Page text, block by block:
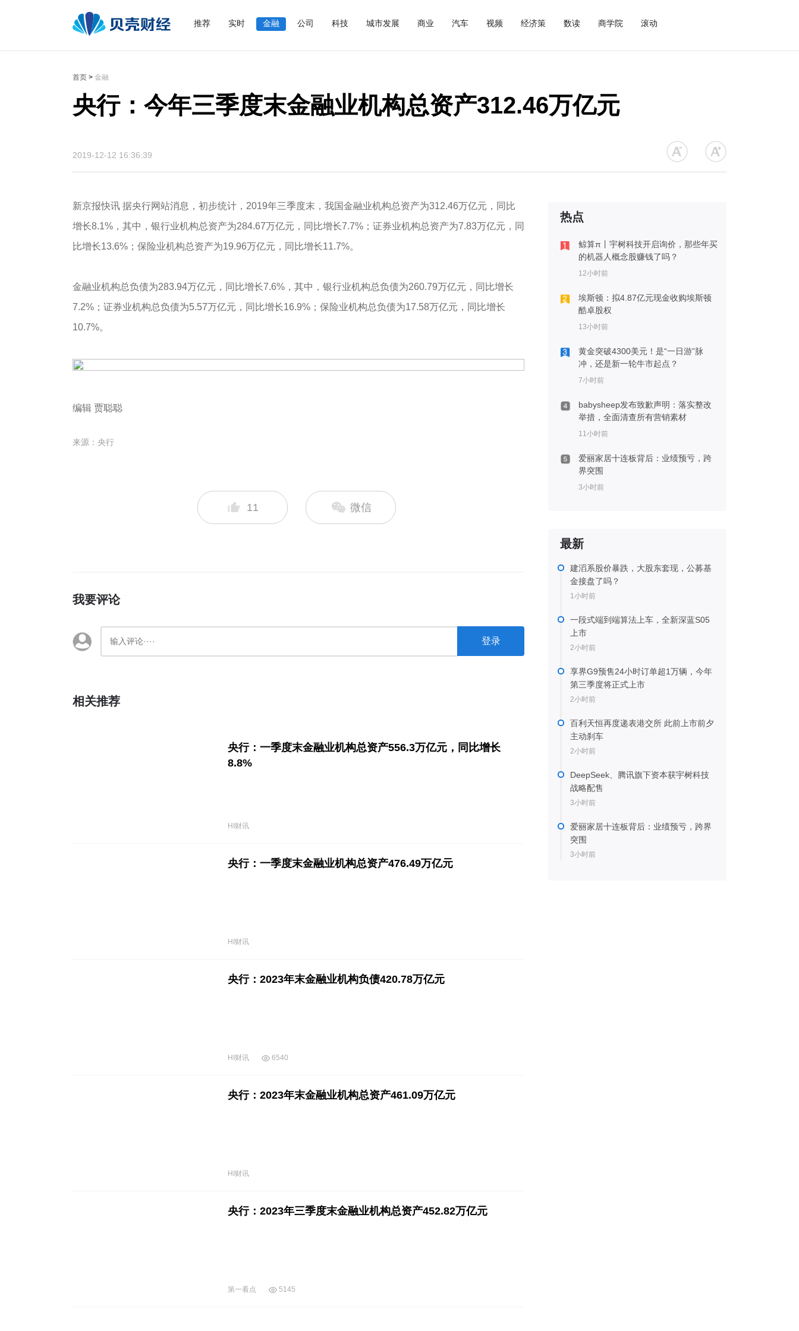
推荐 实时 金融 公司 科技 城市发展 商业 汽车 视频 经济策 数读 商学院 滚动
首页 > 金融
央行：今年三季度末金融业机构总资产312.46万亿元
2019-12-12 16:36:39
新京报快讯 据央行网站消息，初步统计，2019年三季度末，我国金融业机构总资产为312.46万亿元，同比
增长8.1%，其中，银行业机构总资产为284.67万亿元，同比增长7.7%；证券业机构总资产为7.83万亿元，同
比增长13.6%；保险业机构总资产为19.96万亿元，同比增长11.7%。
金融业机构总负债为283.94万亿元，同比增长7.6%，其中，银行业机构总负债为260.79万亿元，同比增长
7.2%；证券业机构总负债为5.57万亿元，同比增长16.9%；保险业机构总负债为17.58万亿元，同比增长
10.7%。
编辑 贾聪聪
来源：央行
11 微信
我要评论
登录
相关推荐
央行：一季度末金融业机构总资产556.3万亿元，同比增长
8.8%
HI财讯
央行：一季度末金融业机构总资产476.49万亿元
HI财讯
央行：2023年末金融业机构负债420.78万亿元
HI财讯 6540
央行：2023年末金融业机构总资产461.09万亿元
HI财讯
央行：2023年三季度末金融业机构总资产452.82万亿元
第一看点 5145
热点
鲸算π丨宇树科技开启询价，那些年买
的机器人概念股赚钱了吗？
12小时前
埃斯顿：拟4.87亿元现金收购埃斯顿
酷卓股权
13小时前
黄金突破4300美元！是“一日游”脉
冲，还是新一轮牛市起点？
7小时前
babysheep发布致歉声明：落实整改
举措，全面清查所有营销素材
11小时前
爱丽家居十连板背后：业绩预亏，跨
界突围
3小时前
最新
建滔系股价暴跌，大股东套现，公募基
金接盘了吗？
1小时前
一段式端到端算法上车，全新深蓝S05
上市
2小时前
享界G9预售24小时订单超1万辆，今年
第三季度将正式上市
2小时前
百利天恒再度递表港交所 此前上市前夕
主动刹车
2小时前
DeepSeek、腾讯旗下资本获宇树科技
战略配售
3小时前
爱丽家居十连板背后：业绩预亏，跨界
突围
3小时前